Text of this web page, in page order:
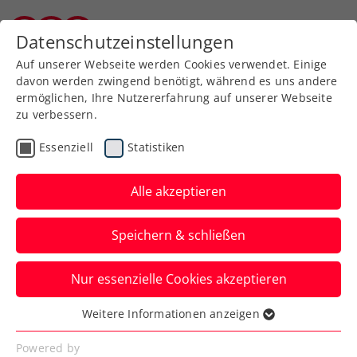
Zurück zur Newsübersicht
Sportunion Klagenfurt
kehrt in die 1. Bundesliga
zurück
Bundesliga Herren - 2 Division - Oberes
Verfasst von: Martin Müller, 01.07.2026
Datenschutzeinstellungen
Auf unserer Webseite werden Cookies verwendet. Einige
davon werden zwingend benötigt, während es uns andere
ermöglichen, Ihre Nutzererfahrung auf unserer Webseite
zu verbessern.
Essenziell Statistiken
Alle akzeptieren
Speichern & schließen
Nur essenzielle Cookies akzeptieren
Essenziell
Essenzielle Cookies werden für grundlegende
Weitere Informationen anzeigen
Powered by